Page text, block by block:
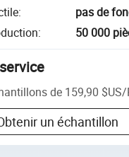
:
pas de
: 50 000
de 159,90 $US/
un échantillon